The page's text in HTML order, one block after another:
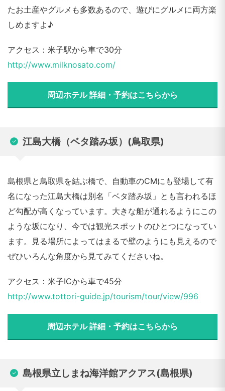
たお土産やグルメも多数あるので、遊びにグルメに両方楽
しめますよ♪
アクセス：米子駅から車で30分
http://www.milknosato.com/
周辺ホテル 詳細・予約はこちらから
江島大橋（ベタ踏み坂）(鳥取県)
島根県と鳥取県を結ぶ橋で、自動車のCMにも登場して有
名になった江島大橋は別名「ベタ踏み坂」とも言われるほ
ど勾配が高くなっています。大きな船が通れるようにこの
ような坂になり、今では観光スポットのひとつになってい
ます。見る場所によってはまるで壁のようにも見えるので
ぜひいろんな角度から見てみてくださいね。
アクセス：米子ICから車で45分
http://www.tottori-guide.jp/tourism/tour/view/996
周辺ホテル 詳細・予約はこちらから
島根県立しまね海洋館アクアス(島根県)